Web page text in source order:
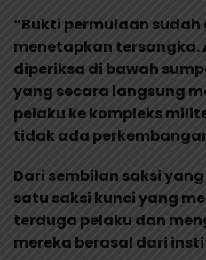
“Bukti permulaan
menetapkan tersangka.
diperiksa di bawah
yang secara langsung
pelaku ke kompleks
tidak ada
Dari sembilan saksi
satu saksi kunci yang
terduga pelaku dan
mereka berasal dari